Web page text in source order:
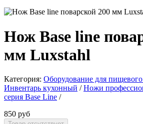
Нож Base line
мм Luxstahl
Категория: Оборудование для пищевого
Инвентарь кухонный / Ножи
серия Base Line /
850 руб